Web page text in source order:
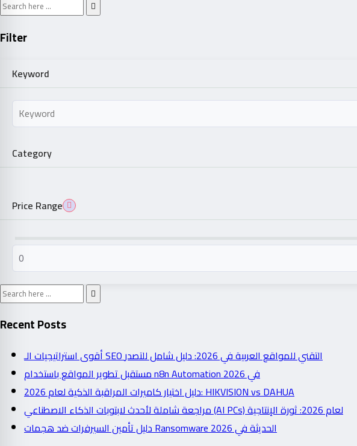
Filter
Keyword
Category
Price Range
Recent Posts
أقوى استراتيجيات الـ SEO التقني للمواقع العربية في 2026: دليل شامل للتصدر
مستقبل تطوير المواقع باستخدام n8n Automation في 2026
دليل اختيار كاميرات المراقبة الذكية لعام 2026: HIKVISION vs DAHUA
مراجعة شاملة لأحدث لابتوبات الذكاء الاصطناعي (AI PCs) لعام 2026: ثورة الإنتاجية
دليل تأمين السيرفرات ضد هجمات Ransomware الحديثة في 2026